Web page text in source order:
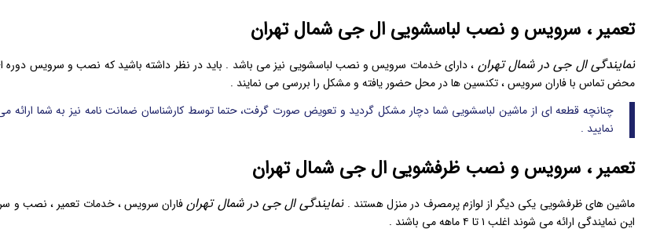
تعمیر ، سرویس و نصب لباسشویی ال جی شمال تهران
نمایندگی ال جی در شمال تهران ، دارای خدمات سرویس و نصب لباسشویی نیز می باشد . باید در نظر داشته باشید که نصب و سرویس دوره
محض تماس با فاران سرویس ، تکنسین ها در محل حضور یافته و مشکل را بررسی می نمایند .
چنانچه قطعه ای از ماشین لباسشویی شما دچار مشکل گردید و تعویض صورت گرفت، حتما توسط کارشناسان ضمانت نامه نیز به شما
نمایید .
تعمیر ، سرویس و نصب ظرفشویی ال جی شمال تهران
ماشین های ظرفشویی یکی دیگر از لوازم پرمصرف در منزل هستند .نمایندگی ال جی در شمال تهرانفاران سرویس ، خدمات تعمیر ، نصب و
این نمایندگی ارائه می شوند اغلب ۱ تا ۴ ماهه می باشند .